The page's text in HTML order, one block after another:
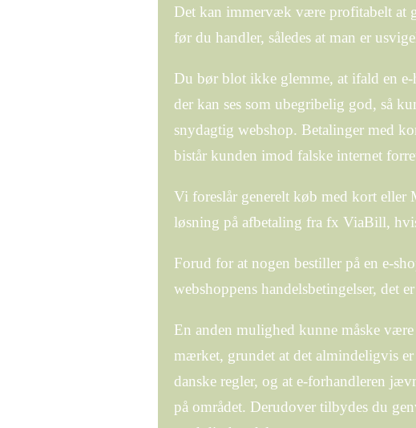
Det kan immervæk være profitabelt at
før du handler, således at man er
Du bør blot ikke glemme, at ifald en
der kan ses som ubegribelig god, så
snydagtig webshop. Betalinger med
bistår kunden imod falske internet
Vi foreslår generelt køb med kort eller
løsning på afbetaling fra fx ViaBill,
Forud for at nogen bestiller på en e-
webshoppens handelsbetingelser, det
En anden mulighed kunne måske
mærket, grundet at det almindeligvis
danske regler, og at e-forhandleren
på området. Derudover tilbydes du